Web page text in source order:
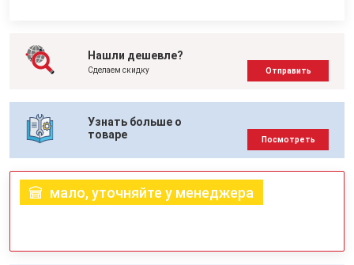
Нашли дешевле?
Сделаем скидку Отправить
Узнать больше о
товаре
Посмотреть
мало, уточняйте у менеджера